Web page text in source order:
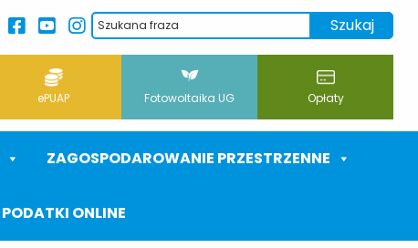
ePUAP Fotowoltaika UG Opłaty
ZAGOSPODAROWANIE PRZESTRZENNE
PODATKI ONLINE